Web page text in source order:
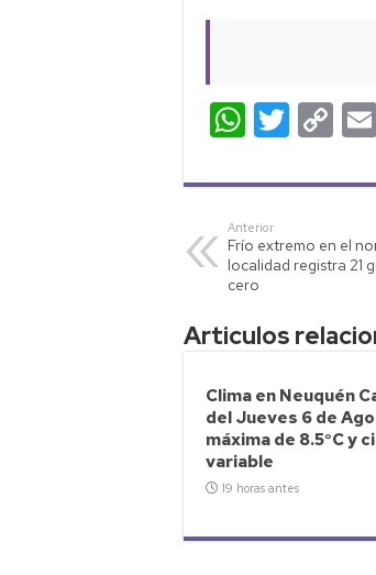
W
h
at
s
A
p
p
T
wi
tt
C
o
p
Li
Anterior
Frío extremo en el
localidad registra 21
cero
Articulos
Clima en Neuquén
del Jueves 6 de
máxima de 8.5°C y
variable
19 horas antes